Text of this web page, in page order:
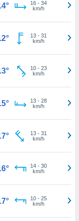
16- 34
km/h
13- 31
km/h
10- 23
km/h
13- 28
km/h
13- 31
km/h
14- 30
km/h
10- 25
km/h